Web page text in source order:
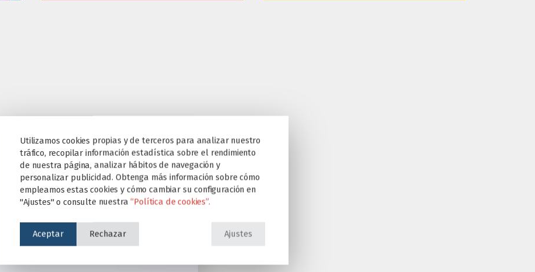
Utilizamos cookies propias y de terceros para analizar nuestro
tráfico, recopilar información estadística sobre el rendimiento
de nuestra página, analizar hábitos de navegación y
personalizar publicidad. Obtenga más información sobre cómo
empleamos estas cookies y cómo cambiar su configuración en
"Ajustes" o consulte nuestra“Política de cookies”.
Aceptar Rechazar Ajustes